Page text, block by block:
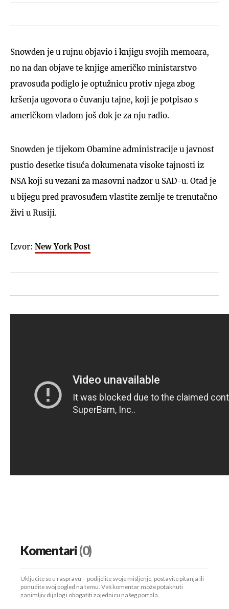
Snowden je u rujnu objavio i knjigu svojih memoara,
no na dan objave te knjige američko ministarstvo
pravosuđa podiglo je optužnicu protiv njega zbog
kršenja ugovora o čuvanju tajne, koji je potpisao s
američkom vladom još dok je za nju radio.
Snowden je tijekom Obamine administracije u javnost
pustio desetke tisuća dokumenata visoke tajnosti iz
NSA koji su vezani za masovni nadzor u SAD-u. Otad je
u bijegu pred pravosuđem vlastite zemlje te trenutačno
živi u Rusiji.
Izvor: New York Post
Komentari(0)
Uključite se u raspravu – podijelite svoje mišljenje, postavite pitanja ili
ponudite svoj pogled na temu. Vaš komentar može potaknuti
zanimljiv dijalog i obogatiti zajednicu našeg portala.